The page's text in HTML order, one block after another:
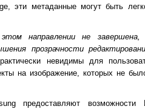
эти метаданные могут быть
направлении не
прозрачности
невидимы для
на изображение, которых не
предоставляют возможности